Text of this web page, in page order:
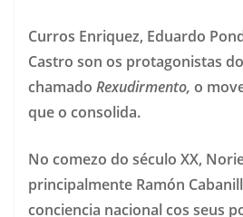
Curros Enriquez, Eduardo
Castro son os protagonistas do
chamado Rexudirmento, o
que o consolida.
No comezo do século XX,
principalmente Ramón
conciencia nacional cos seus